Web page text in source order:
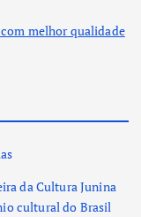
melhor qualidade
da Cultura Junina
cultural do Brasil